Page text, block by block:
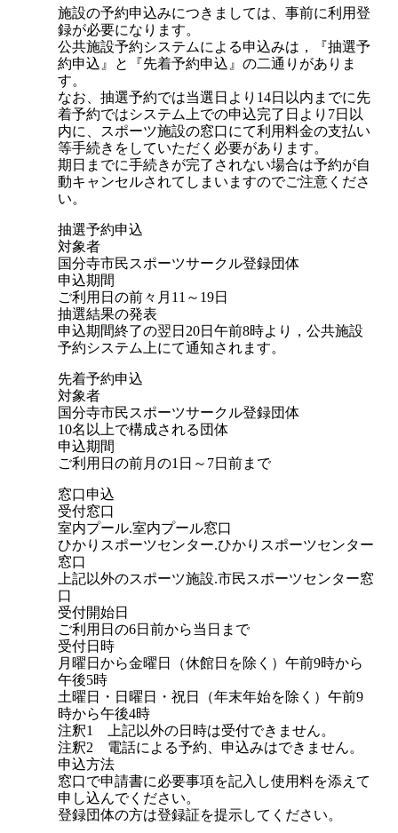
施設の予約申込みにつきましては、事前に利用登
録が必要になります。
公共施設予約システムによる申込みは，『抽選予
約申込』と『先着予約申込』の二通りがありま
す。
なお、抽選予約では当選日より14日以内までに先
着予約ではシステム上での申込完了日より7日以
内に、スポーツ施設の窓口にて利用料金の支払い
等手続きをしていただく必要があります。
期日までに手続きが完了されない場合は予約が自
動キャンセルされてしまいますのでご注意くださ
い。
抽選予約申込
対象者
国分寺市民スポーツサークル登録団体
申込期間
ご利用日の前々月11～19日
抽選結果の発表
申込期間終了の翌日20日午前8時より，公共施設
予約システム上にて通知されます。
先着予約申込
対象者
国分寺市民スポーツサークル登録団体
10名以上で構成される団体
申込期間
ご利用日の前月の1日～7日前まで
窓口申込
受付窓口
室内プール.室内プール窓口
ひかりスポーツセンター.ひかりスポーツセンター
窓口
上記以外のスポーツ施設.市民スポーツセンター窓
口
受付開始日
ご利用日の6日前から当日まで
受付日時
月曜日から金曜日（休館日を除く）午前9時から
午後5時
土曜日・日曜日・祝日（年末年始を除く）午前9
時から午後4時
注釈1 上記以外の日時は受付できません。
注釈2 電話による予約、申込みはできません。
申込方法
窓口で申請書に必要事項を記入し使用料を添えて
申し込んでください。
登録団体の方は登録証を提示してください。